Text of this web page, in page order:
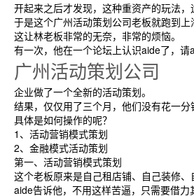
开起来之后才发现，这种重资产的玩法
于是这个广州活动策划公司老板就跑到
这让林老板非常的无奈，非常的烦恼。
有一次，他在一个论坛上认识aide了，
广州活动策划公司
企业做了一个全新的活动策划。
结果，仅仅用了三个月，他们没有花一
具体是如何操作的呢？
1、活动营销模式策划
2、金融模式活动策划
第一、活动营销模式策划
这个老板原来是自己租店铺、自己装修
aide告诉他，不用这样苦逼，只需要借